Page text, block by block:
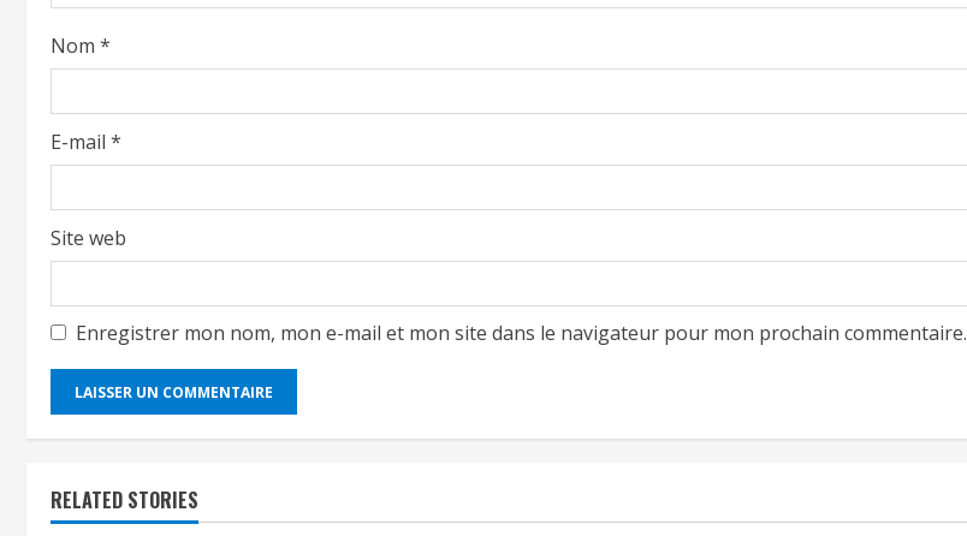
Nom *
E-mail *
Site web
Enregistrer mon nom, mon e-mail et mon site dans le navigateur pour mon prochain commentaire.
RELATED STORIES